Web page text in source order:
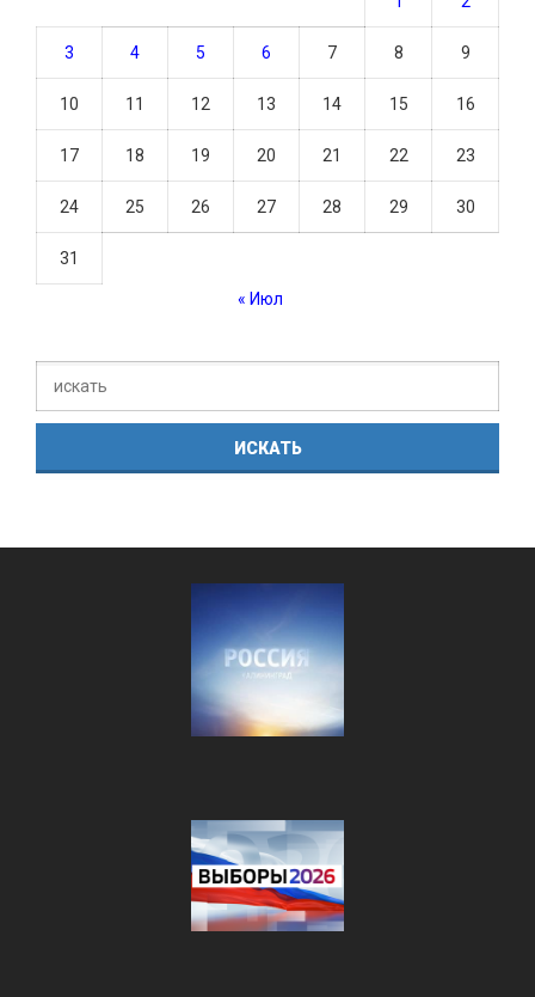
3 4 5 6 7 8 9
10 11 12 13 14 15 16
17 18 19 20 21 22 23
24 25 26 27 28 29 30
31
« Июл